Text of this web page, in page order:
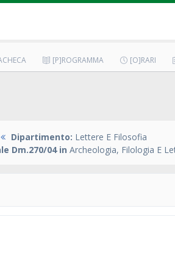
[P]ROGRAMMA [O]RARI
Dipartimento: Lettere E Filosofia
Dm.270/04 in Archeologia, Filologia E